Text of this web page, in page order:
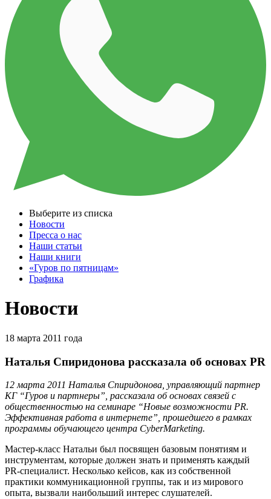
Выберите из списка
Новости
Пресса о нас
Наши статьи
Наши книги
«Гуров по пятницам»
Графика
Новости
18 марта 2011 года
Наталья Спиридонова рассказала об основах PR
12 марта 2011 Наталья Спиридонова, управляющий партнер
КГ “Гуров и партнеры”, рассказала об основах связей с
общественностью на семинаре “Новые возможности PR.
Эффективная работа в интернете”, прошедшего в рамках
программы обучающего центра CyberMarketing.
Мастер-класс Натальи был посвящен базовым понятиям и
инструментам, которые должен знать и применять каждый
PR-специалист. Несколько кейсов, как из собственной
практики коммуникационной группы, так и из мирового
опыта, вызвали наибольший интерес слушателей.